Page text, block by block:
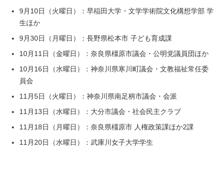
9月10日（火曜日）：早稲田大学・文学学術院文化構想学部 学
生ほか
9月30日（月曜日）：長野県松本市 子ども育成課
10月11日（金曜日）：奈良県橿原市議会・公明党議員団ほか
10月16日（水曜日）：神奈川県寒川町議会・文教福祉常任委
員会
11月5日（火曜日）：神奈川県南足柄市議会・会派
11月13日（水曜日）：大分市議会・社会民主クラブ
11月18日（月曜日）：奈良県橿原市 人権政策課ほか2課
11月20日（水曜日）：武庫川女子大学学生